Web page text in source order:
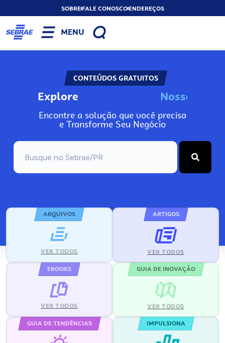
SOBREFALE CONOSCOENDEREÇOS
MENU
CONTEÚDOS GRATUITOS
Explore Nosso
Encontre a solução que você precisa
e Transforme Seu Negócio
ARQUIVOS
VER TODOS
ARTIGOS
VER TODOS
EBOOKS
VER TODOS
GUIA DE INOVAÇÃO
VER TODOS
GUIA DE TENDÊNCIAS IMPULSIONA